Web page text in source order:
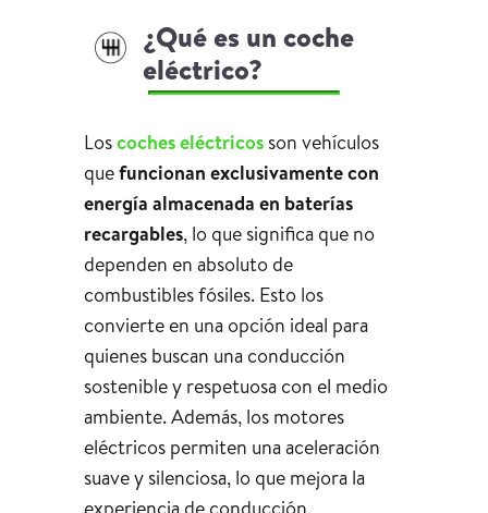
¿Qué es un coche
eléctrico?
Loscoches eléctricosson vehículos
quefuncionan exclusivamente con
energía almacenada en baterías
recargables, lo que significa que no
dependen en absoluto de
combustibles fósiles. Esto los
convierte en una opción ideal para
quienes buscan una conducción
sostenible y respetuosa con el medio
ambiente. Además, los motores
eléctricos permiten una aceleración
suave y silenciosa, lo que mejora la